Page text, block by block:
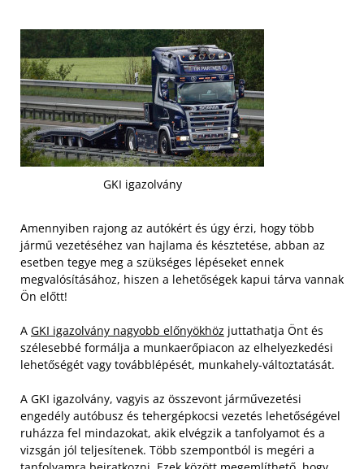
GKI igazolvány
Amennyiben rajong az autókért és úgy érzi, hogy több
jármű vezetéséhez van hajlama és késztetése, abban az
esetben tegye meg a szükséges lépéseket ennek
megvalósításához, hiszen a lehetőségek kapui tárva vannak
Ön előtt!
A GKI igazolvány nagyobb előnyökhöz juttathatja Önt és
szélesebbé formálja a munkaerőpiacon az elhelyezkedési
lehetőségét vagy továbblépését, munkahely-változtatását.
A GKI igazolvány, vagyis az összevont járművezetési
engedély autóbusz és tehergépkocsi vezetés lehetőségével
ruházza fel mindazokat, akik elvégzik a tanfolyamot és a
vizsgán jól teljesítenek. Több szempontból is megéri a